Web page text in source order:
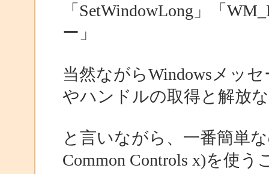
「SetWindowLong」「
ー」
当然ながらWindowsメッ
やハンドルの取得と解放
と言いながら、一番簡単
Common Controls x)を使